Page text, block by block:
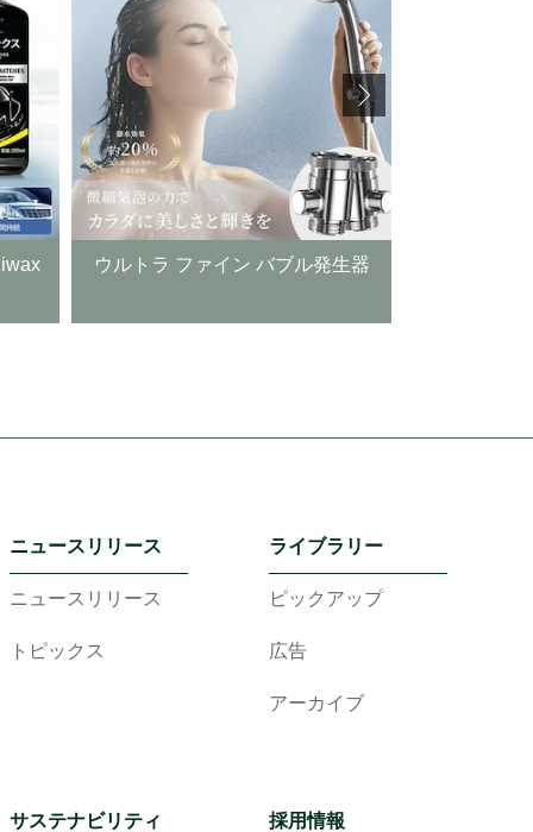
ル発生器
チューナー レステレビ 43型
ニュースリリース
ニュースリリース
トピックス
ライブラリー
ピックアップ
広告
アーカイブ
サステナビリティ 採用情報